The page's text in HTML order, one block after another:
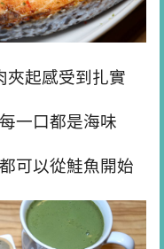
夾起感受到扎實
一口都是海味
可以從鮭魚開始